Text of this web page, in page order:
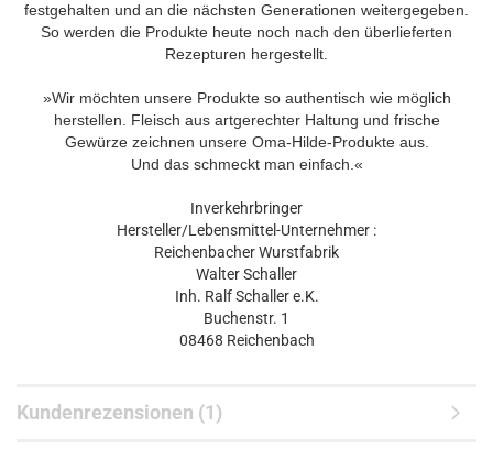
festgehalten und an die nächsten Generationen weitergegeben.
So werden die Produkte heute noch nach den überlieferten
Rezepturen hergestellt.
»Wir möchten unsere Produkte so authentisch wie möglich
herstellen. Fleisch aus artgerechter Haltung und frische
Gewürze zeichnen unsere Oma-Hilde-Produkte aus.
Und das schmeckt man einfach.«
Inverkehrbringer
Hersteller/Lebensmittel-Unternehmer :
Reichenbacher Wurstfabrik
Walter Schaller
Inh. Ralf Schaller e.K.
Buchenstr. 1
08468 Reichenbach
Kundenrezensionen (1)